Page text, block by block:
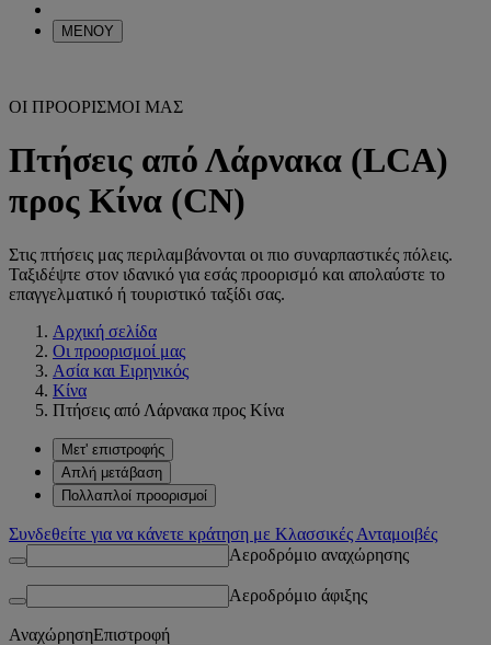
ΜΕΝΟΥ
ΟΙ ΠΡΟΟΡΙΣΜΟΙ ΜΑΣ
Πτήσεις από Λάρνακα (LCA)
προς Κίνα (CN)
Στις πτήσεις μας περιλαμβάνονται οι πιο συναρπαστικές πόλεις.
Ταξιδέψτε στον ιδανικό για εσάς προορισμό και απολαύστε το
επαγγελματικό ή τουριστικό ταξίδι σας.
Αρχική σελίδα
Οι προορισμοί μας
Ασία και Ειρηνικός
Κίνα
Πτήσεις από Λάρνακα προς Κίνα
Μετ' επιστροφής
Απλή μετάβαση
Πολλαπλοί προορισμοί
Συνδεθείτε για να κάνετε κράτηση με Κλασσικές Ανταμοιβές
Αεροδρόμιο αναχώρησης
Αεροδρόμιο άφιξης
ΑναχώρησηΕπιστροφή